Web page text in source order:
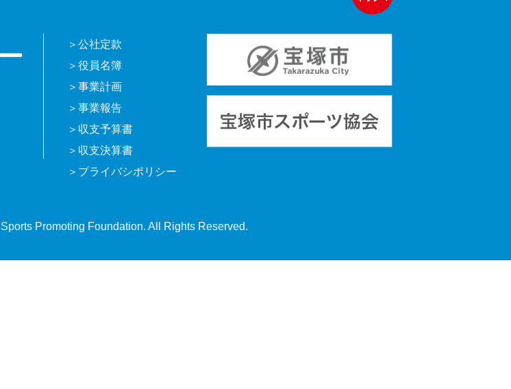
公社定款
役員名簿
事業計画
事業報告
収支予算書
収支決算書
プライバシポリシー
Promoting Foundation. All Rights Reserved.